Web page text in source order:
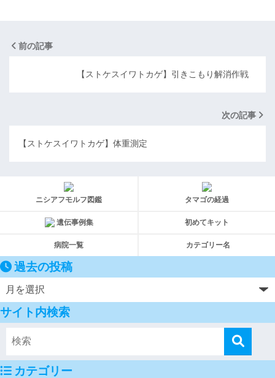
前の記事
【ストケスイワトカゲ】引きこもり解消作戦
次の記事
【ストケスイワトカゲ】体重測定
ニシアフモルフ図鑑 タマゴの経過
遺伝事例集 初めてキット
病院一覧 カテゴリー名
過去の投稿
サイト内検索
カテゴリー